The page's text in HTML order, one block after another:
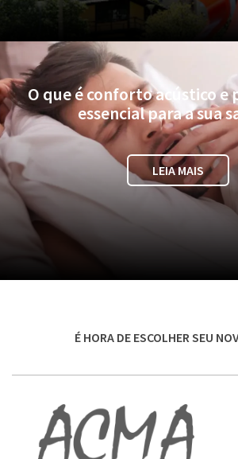
O que é conforto acústico e
essencial para a sua
LEIA MAIS
É HORA DE ESCOLHER SEU